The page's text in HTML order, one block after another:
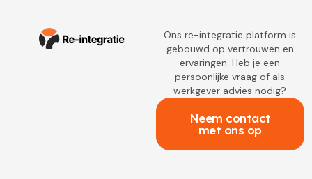
Ons re-integratie platform is
gebouwd op vertrouwen en
ervaringen. Heb je een
persoonlijke vraag of als
werkgever advies nodig?
Neem contact
met ons op